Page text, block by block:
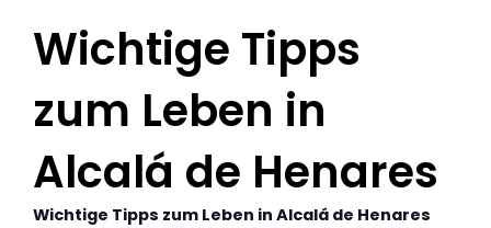
Wichtige Tipps
zum Leben in
Alcalá de Henares
Wichtige Tipps zum Leben in Alcalá de Henares